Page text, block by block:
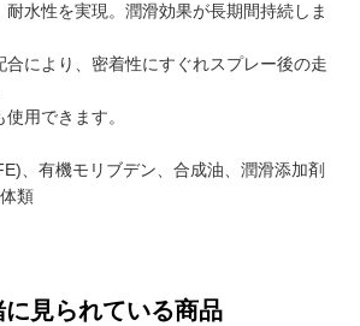
水性を実現。潤滑効果が長期間持続しま
合により、密着性にすぐれスプレー後の走
用できます。
、有機モリブデン、合成油、潤滑添加剤
類
に見られている商品